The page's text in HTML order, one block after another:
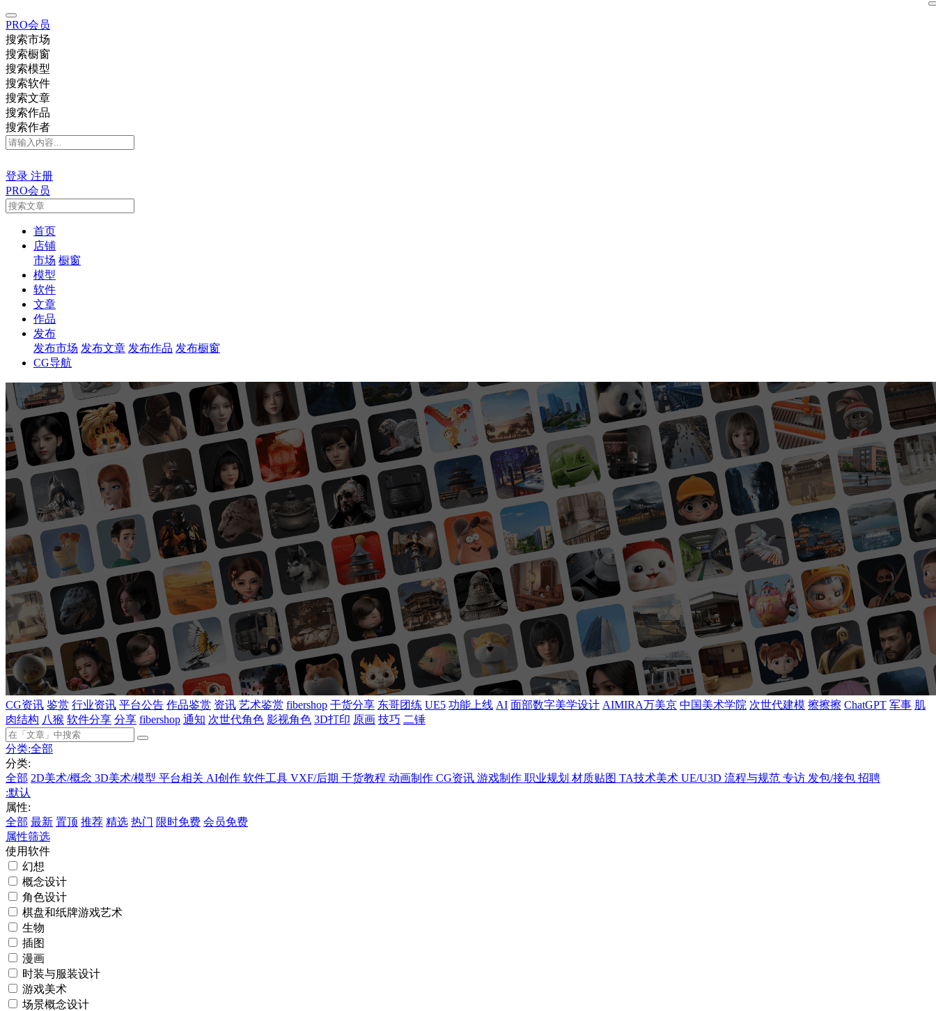
PRO会员
搜索市场
搜索橱窗
搜索模型
搜索软件
搜索文章
搜索作品
搜索作者
登录 注册
PRO会员
首页
店铺
市场 橱窗
模型
软件
文章
作品
发布
发布市场 发布文章 发布作品 发布橱窗
CG导航
CG资讯 鉴赏 行业资讯 平台公告 作品鉴赏 资讯 艺术鉴赏 fibershop 干货分享 东哥团练 UE5 功能上线 AI 面部数字美学设计 AIMIRA万美京 中国美术学院 次世代建模 擦擦擦 ChatGPT 军事 肌
肉结构 八猴 软件分享 分享 fibershop 通知 次世代角色 影视角色 3D打印 原画 技巧 二锤
分类:全部
分类:
全部 2D美术/概念 3D美术/模型 平台相关 AI创作 软件工具 VXF/后期 干货教程 动画制作 CG资讯 游戏制作 职业规划 材质贴图 TA技术美术 UE/U3D 流程与规范 专访 发包/接包 招聘
:默认
属性:
全部 最新 置顶 推荐 精选 热门 限时免费 会员免费
属性筛选
使用软件
幻想
概念设计
角色设计
棋盘和纸牌游戏艺术
生物
插图
漫画
时装与服装设计
游戏美术
场景概念设计